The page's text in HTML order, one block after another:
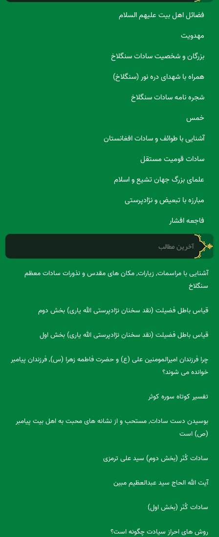
فضائل اهل بیت علیهم السلام
مهدویت
بزرگان و شخصیت سادات سنگلاخ
همراه با شهدای دره نور (سنگلاخ)
شجره نامه سادات سنگلاخ
خمس
آشنایی با طوائف و سادات افغانستان
سادات قومیت مستقل
علمای بزرگ جهان تشیع و اسلام
مبارزه با تبعیض و نژادپرستی
فاجعه افشار
آخرین مطالب
آشنایی با مراسمات, زیارات, مکان های مقدس و نذورات سادات معظم
سنگلاخ
قیاس باطل فضیلت (نقد سخنان نژادپرستی الله یاری) بخش دوم
قیاس باطل فضیلت (نقد سخنان نژادپرستی الله یاری) بخش اول
چرا فرزندان امیرالمومنین علی (ع) و حضرت فاطمه زهرا (س), فرزندان پیامبر
خوانده می شوند؟
تفسیر کوتاه سوره کوثر
بوسیدن دست سادات, مستحب و از نشانه های محبت به اهل بیت پیامبر
(ص) است
سادات کُنَر (بخش دوم) سید علی ترمزی
آیت الله الحاج سید عبدالعظیم مبین
سادات کُنَر (بخش اول)
روش های احراز سیادت چگونه است؟